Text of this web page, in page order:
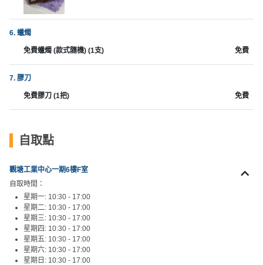
作
工
坊
戶
外
玩
艇
租
6. 蠟燭
免費蠟燭 (款式隨機) (1支) 免費
7. 膠刀
免費膠刀 (1把) 免費
自取點
觀塘工業中心一期6樓F室
自取時間：
星期一: 10:30 - 17:00
星期二: 10:30 - 17:00
星期三: 10:30 - 17:00
星期四: 10:30 - 17:00
星期五: 10:30 - 17:00
星期六: 10:30 - 17:00
星期日: 10:30 - 17:00